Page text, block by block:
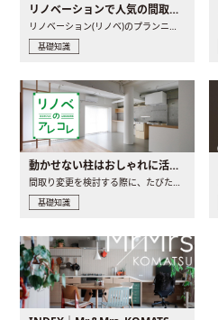
リノベーションで人気の間取りとは？トレンドの間取りと実例を徹底解説
リノベーション(リノベ)のプランニングで一番最初に決めるのは..
基礎知識
動かせない柱はおしゃれに活用！柱を魅せるリノベーション(リノベ)4選
間取り変更を検討する際に、たびたび皆さんの頭を悩ませる動か..
基礎知識